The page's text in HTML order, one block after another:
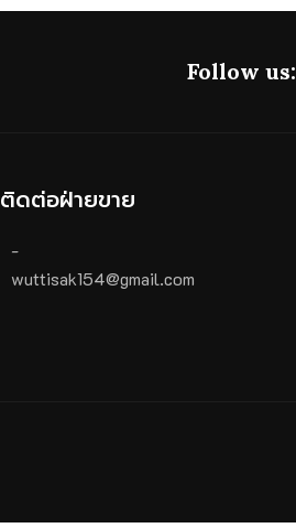
Follow us:
ติดต่อฝ่ายขาย
-
wuttisak154@gmail.com